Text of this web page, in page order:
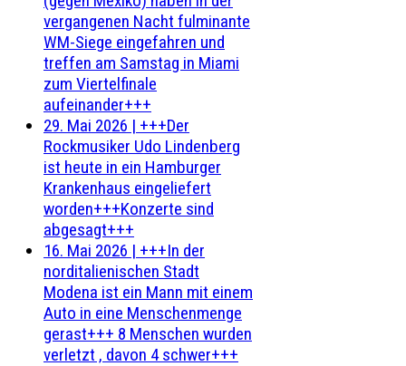
vergangenen Nacht fulminante
WM-Siege eingefahren und
treffen am Samstag in Miami
zum Viertelfinale
aufeinander+++
29. Mai 2026 | +++Der
Rockmusiker Udo Lindenberg
ist heute in ein Hamburger
Krankenhaus eingeliefert
worden+++Konzerte sind
abgesagt+++
16. Mai 2026 | +++In der
norditalienischen Stadt
Modena ist ein Mann mit einem
Auto in eine Menschenmenge
gerast+++ 8 Menschen wurden
verletzt , davon 4 schwer+++